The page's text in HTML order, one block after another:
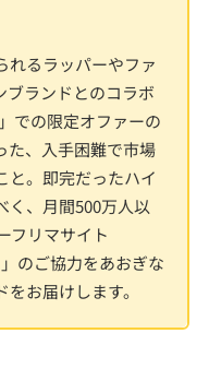
れるラッパーやファ
ブランドとのコラボ
での限定オファーの
た、入手困難で市場
と。即完だったハイ
く、月間500万人以
フリマサイト
のご協力をあおぎな
お届けします。